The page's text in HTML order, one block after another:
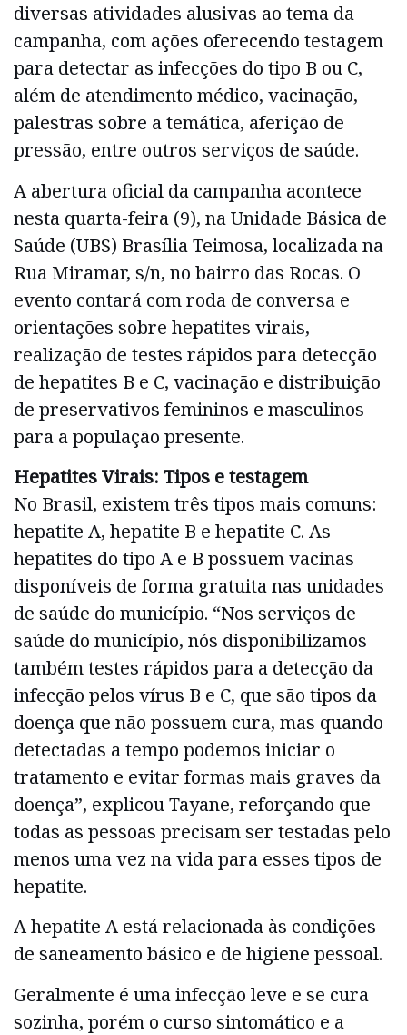
diversas atividades alusivas ao tema da
campanha, com ações oferecendo testagem
para detectar as infecções do tipo B ou C,
além de atendimento médico, vacinação,
palestras sobre a temática, aferição de
pressão, entre outros serviços de saúde.
A abertura oficial da campanha acontece
nesta quarta-feira (9), na Unidade Básica de
Saúde (UBS) Brasília Teimosa, localizada na
Rua Miramar, s/n, no bairro das Rocas. O
evento contará com roda de conversa e
orientações sobre hepatites virais,
realização de testes rápidos para detecção
de hepatites B e C, vacinação e distribuição
de preservativos femininos e masculinos
para a população presente.
Hepatites Virais: Tipos e testagem
No Brasil, existem três tipos mais comuns:
hepatite A, hepatite B e hepatite C. As
hepatites do tipo A e B possuem vacinas
disponíveis de forma gratuita nas unidades
de saúde do município. “Nos serviços de
saúde do município, nós disponibilizamos
também testes rápidos para a detecção da
infecção pelos vírus B e C, que são tipos da
doença que não possuem cura, mas quando
detectadas a tempo podemos iniciar o
tratamento e evitar formas mais graves da
doença”, explicou Tayane, reforçando que
todas as pessoas precisam ser testadas pelo
menos uma vez na vida para esses tipos de
hepatite.
A hepatite A está relacionada às condições
de saneamento básico e de higiene pessoal.
Geralmente é uma infecção leve e se cura
sozinha, porém o curso sintomático e a